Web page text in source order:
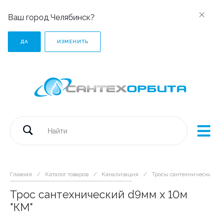
Ваш город Челябинск?
ДА ИЗМЕНИТЬ
Главная / Каталог товаров / Канализация / Тросы сантехнические
Трос сантехнический d9мм х 10м
"КМ"